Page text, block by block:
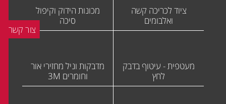
ציוד לכריכה קשה
ואלבומים
מכונות הידוק וקיפול
סיכה
מעטפית - עיטוף בדבק
לחץ
מדבקות וניל מחזירי אור
וחומרים 3M
צור קשר